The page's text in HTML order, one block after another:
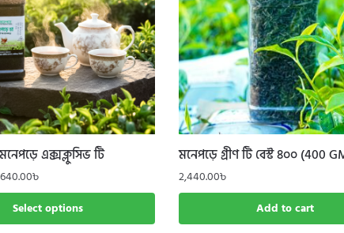
এক্সক্লুসিভ টি
৳
range:
820.00৳
through
Select options
মনেপড়ে গ্রীণ টি বেস্ট ৪০০ (400
2,440.00৳
Add to cart